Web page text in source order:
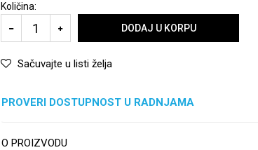
Količina:
DODAJ U KORPU
Sačuvajte u listi želja
PROVERI DOSTUPNOST U RADNJAMA
O PROIZVODU